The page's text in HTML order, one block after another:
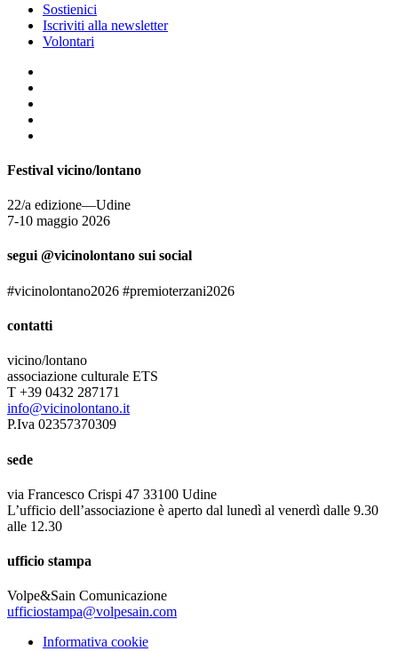
Sostienici
Iscriviti alla newsletter
Volontari
Festival vicino/lontano
22/a edizione—Udine
7-10 maggio 2026
segui @vicinolontano sui social
#vicinolontano2026 #premioterzani2026
contatti
vicino/lontano
associazione culturale ETS
T +39 0432 287171
info@vicinolontano.it
P.Iva 02357370309
sede
via Francesco Crispi 47 33100 Udine
L’ufficio dell’associazione è aperto dal lunedì al venerdì dalle 9.30
alle 12.30
ufficio stampa
Volpe&Sain Comunicazione
ufficiostampa@volpesain.com
Informativa cookie